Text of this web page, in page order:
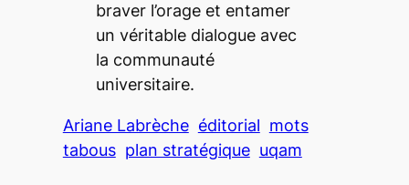
braver l’orage et entamer
un véritable dialogue avec
la communauté
universitaire.
Ariane Labrèche éditorial mots
tabous plan stratégique uqam